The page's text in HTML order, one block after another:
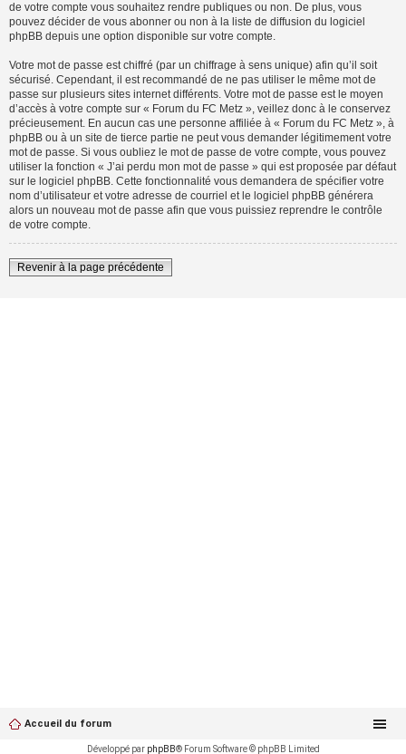
de votre compte vous souhaitez rendre publiques ou non. De plus, vous
pouvez décider de vous abonner ou non à la liste de diffusion du logiciel
phpBB depuis une option disponible sur votre compte.
Votre mot de passe est chiffré (par un chiffrage à sens unique) afin qu’il soit
sécurisé. Cependant, il est recommandé de ne pas utiliser le même mot de
passe sur plusieurs sites internet différents. Votre mot de passe est le moyen
d’accès à votre compte sur « Forum du FC Metz », veillez donc à le conservez
précieusement. En aucun cas une personne affiliée à « Forum du FC Metz », à
phpBB ou à un site de tierce partie ne peut vous demander légitimement votre
mot de passe. Si vous oubliez le mot de passe de votre compte, vous pouvez
utiliser la fonction « J’ai perdu mon mot de passe » qui est proposée par défaut
sur le logiciel phpBB. Cette fonctionnalité vous demandera de spécifier votre
nom d’utilisateur et votre adresse de courriel et le logiciel phpBB générera
alors un nouveau mot de passe afin que vous puissiez reprendre le contrôle
de votre compte.
Revenir à la page précédente
Accueil du forum
Développé par phpBB® Forum Software © phpBB Limited